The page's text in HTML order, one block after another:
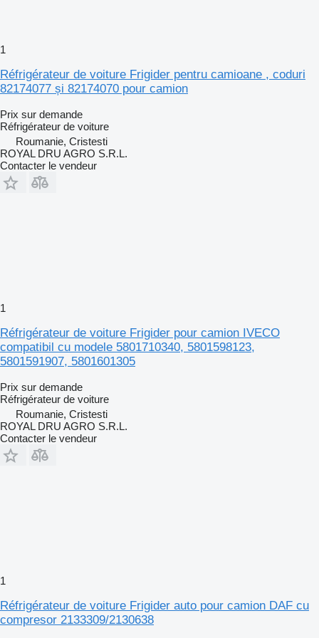
1
Réfrigérateur de voiture Frigider pentru camioane , coduri
82174077 și 82174070 pour camion
Prix sur demande
Réfrigérateur de voiture
Roumanie, Cristesti
ROYAL DRU AGRO S.R.L.
Contacter le vendeur
1
Réfrigérateur de voiture Frigider pour camion IVECO
compatibil cu modele 5801710340, 5801598123,
5801591907, 5801601305
Prix sur demande
Réfrigérateur de voiture
Roumanie, Cristesti
ROYAL DRU AGRO S.R.L.
Contacter le vendeur
1
Réfrigérateur de voiture Frigider auto pour camion DAF cu
compresor 2133309/2130638